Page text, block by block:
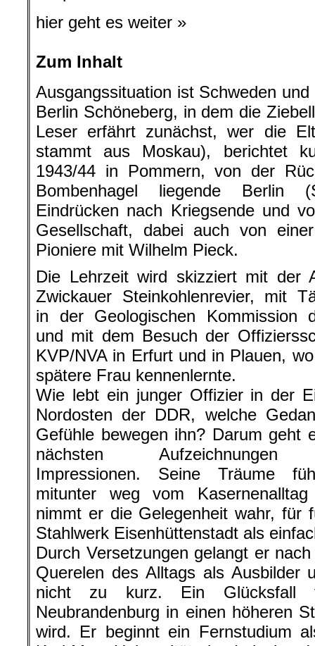
hier geht es weiter »
Zum Inhalt
Ausgangssituation ist Schweden
Berlin Schöneberg, in dem die
Leser erfährt zunächst, wer die
stammt aus Moskau), berichtet
1943/44 in Pommern, von der
Bombenhagel liegende Berlin
Eindrücken nach Kriegsende und
Gesellschaft, dabei auch von
Pioniere mit Wilhelm Pieck.
Die Lehrzeit wird skizziert mit der
Zwickauer Steinkohlenrevier, mit
in der Geologischen Kommission
und mit dem Besuch der
KVP/NVA in Erfurt und in Plauen,
spätere Frau kennenlernte.
Wie lebt ein junger Offizier in der
Nordosten der DDR, welche
Gefühle bewegen ihn? Darum geht
nächsten Aufzeichnungen
Impressionen. Seine Träume
mitunter weg vom
nimmt er die Gelegenheit wahr, für
Stahlwerk Eisenhüttenstadt als
Durch Versetzungen gelangt er
Querelen des Alltags als Ausbilder
nicht zu kurz. Ein
Neubrandenburg in einen höheren
wird. Er beginnt ein Fernstudium